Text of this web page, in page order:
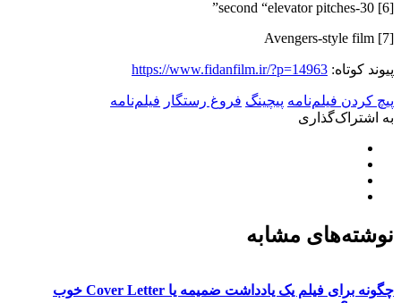
[6] 30-second “elevator pitches”
[7] Avengers-style film
پیوند کوتاه: https://www.fidanfilm.ir/?p=14963
پیچ کردن فیلم‌نامه پیچینگ فروغ رستگار فیلم‌نامه
به اشتراک‌گذاری
نوشته‌های مشابه
چگونه برای فیلم یک یادداشت ضمیمه یا Cover Letter خوب